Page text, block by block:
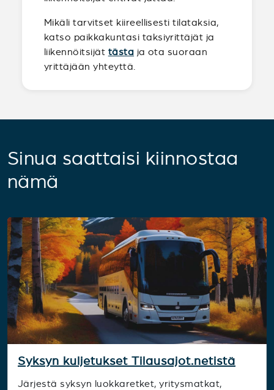
Mikäli tarvitset kiireellisesti tilataksia,
katso paikkakuntasi taksiyrittäjät ja
liikennöitsijät tästa ja ota suoraan
yrittäjään yhteyttä.
Sinua saattaisi kiinnostaa
nämä
Syksyn kuljetukset Tilausajot.netistä
Järjestä syksyn luokkaretket, yritysmatkat,